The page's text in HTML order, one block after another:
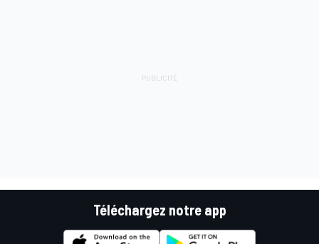
Téléchargez notre app